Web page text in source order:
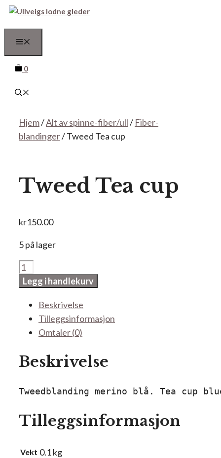
Hopp
innhold
0
Hjem/Alt av spinne-fiber/ull/ Fiber-
blandinger/ Tweed Tea cup
Tweed Tea cup
kr150.00
5 på lager
Tweed
Tea
antall
Legg i handlekurv
Beskrivelse
Tilleggsinformasjon
Omtaler (0)
Beskrivelse
Tweedblanding merino blå. Tea cup
Tilleggsinformasjon
Vekt 0.1 kg